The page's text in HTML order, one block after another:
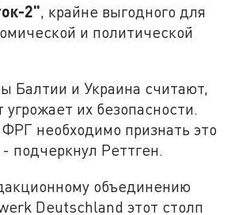
2", крайне выгодного для
и политической
Балтии и Украина считают,
угрожает их безопасности.
необходимо признать это
подчеркнул Реттген.
объединению
Deutschland этот столп